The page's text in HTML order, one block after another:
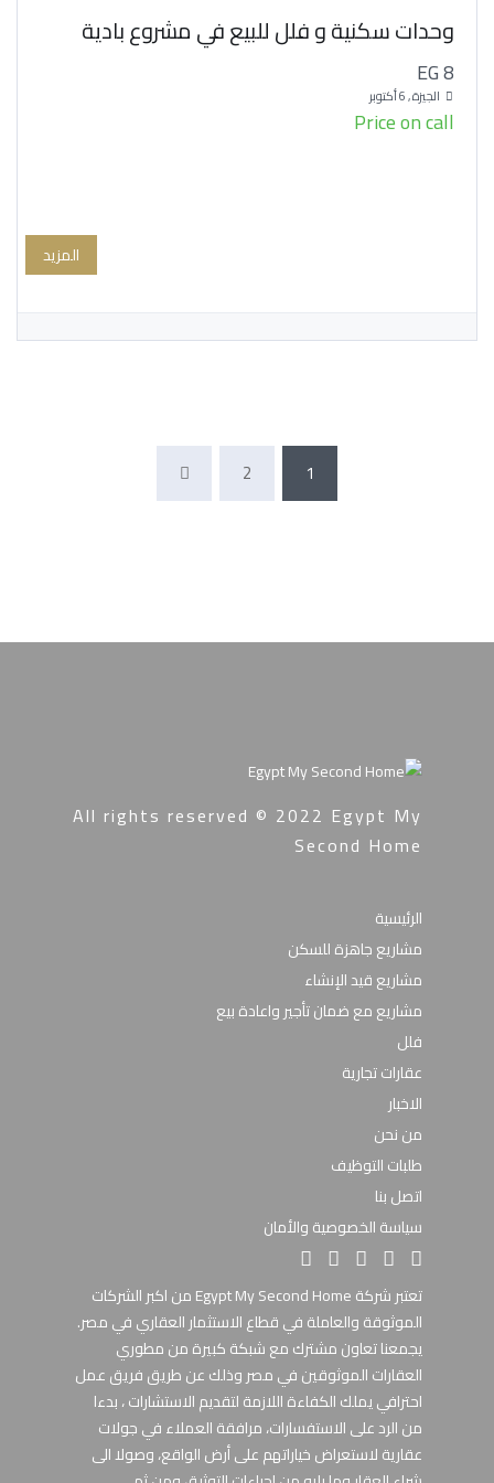
وحدات سكنية و فلل للبيع في مشروع بادية
EG 8
الجيزة , 6 أكتوبر
Price on call
المزيد
1
2
All rights reserved © 2022 Egypt My
Second Home
الرئيسية
مشاريع جاهزة للسكن
مشاريع قيد الإنشاء
مشاريع مع ضمان تأجير واعادة بيع
فلل
عقارات تجارية
الاخبار
من نحن
طلبات التوظيف
اتصل بنا
سياسة الخصوصية والأمان
تعتبر شركة Egypt My Second Home من اكبر الشركات
الموثوقة والعاملة في قطاع الاستثمار العقاري في مصر.
يجمعنا تعاون مشترك مع شبكة كبيرة من مطوري
العقارات الموثوقين في مصر وذلك عن طريق فريق عمل
احترافي يملك الكفاءة اللازمة لتقديم الاستشارات ، بدءا
من الرد على الاستفسارات، مرافقة العملاء في جولات
عقارية لاستعراض خياراتهم على أرض الواقع، وصولا الى